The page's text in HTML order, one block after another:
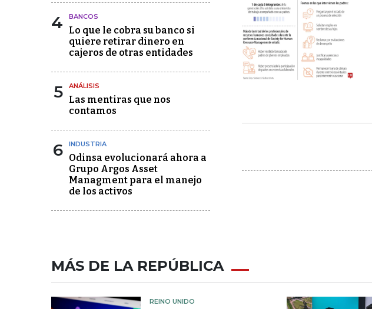
4 BANCOS
Lo que le cobra su banco si
quiere retirar dinero en
cajeros de otras entidades
5 ANÁLISIS
Las mentiras que nos
contamos
6 INDUSTRIA
Odinsa evolucionará ahora a
Grupo Argos Asset
Managment para el manejo
de los activos
MÁS DE LA REPÚBLICA
REINO UNIDO